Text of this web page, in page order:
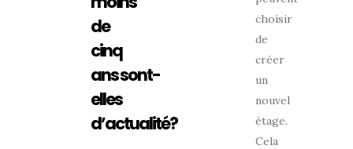
de
cinq
ans sont-
elles
d’actualité?
choisir
de
créer
un
nouvel
étage.
Cela